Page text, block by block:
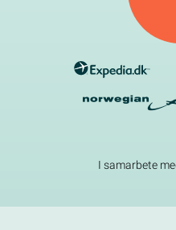
5
I samarbete